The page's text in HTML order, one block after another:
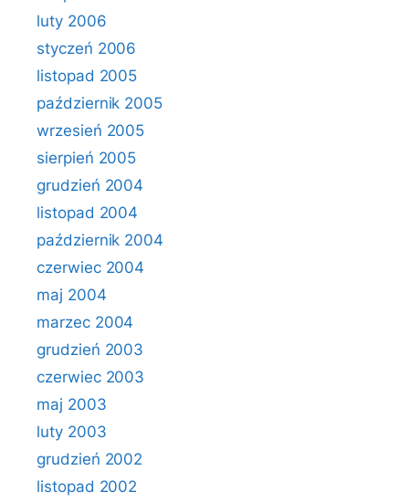
luty 2006
styczeń 2006
listopad 2005
październik 2005
wrzesień 2005
sierpień 2005
grudzień 2004
listopad 2004
październik 2004
czerwiec 2004
maj 2004
marzec 2004
grudzień 2003
czerwiec 2003
maj 2003
luty 2003
grudzień 2002
listopad 2002